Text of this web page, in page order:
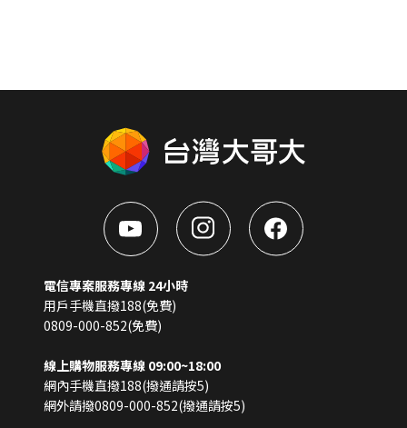
電信專案服務專線 24小時
用戶手機直撥188(免費)
0809-000-852(免費)
線上購物服務專線 09:00~18:00
網內手機直撥188(撥通請按5)
網外請撥0809-000-852(撥通請按5)